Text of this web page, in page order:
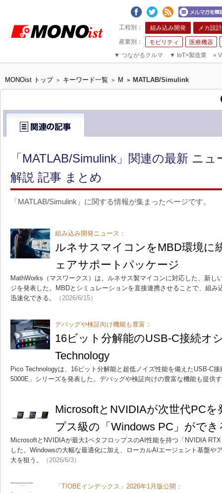
組み込み開発 メカ設計
モビリティ
医療機器
▼ つながるクルマ ▼ IoT×製造業 »
MONOist トップ > キーワード一覧 > M > MATLAB/Simulink
「MATLAB/Simulink」関連の最新 ニ
解説 記事 まとめ
「MATLAB/Simulink」に関する情報が集まったページです。
組み込み開発ニュース：
ルネサスマイコンをMBD環境に
ェアサポートパッケージ
MathWorks（マスワークス）は、ルネサス製マイコンに対応した、新し
ジを発表した。MBDとシミュレーションを直接連携させることで、組み
迅速化できる。
（2026/6/15）
デバッグや検証向け機能も豊富：
16ビット分解能のUSB-C接続オ
Technology
Pico Technologyは、16ビット分解能と超低ノイズ性能を備えたUSB-C
5000E」シリーズを発表した。デバッグや検証向けの豊富な機能も提供
MicrosoftとNVIDIAが次世代PC
プス級の「Windows PC」がで
MicrosoftとNVIDIAが最大1ペタフロップスのAI性能を持つ「NVIDIA
した。Windowsの大幅な最適化に加え、ローカルAIエージェント基盤や
大を狙う。
（2026/6/3）
「TIOBEインデックス」2026年1月版公開：